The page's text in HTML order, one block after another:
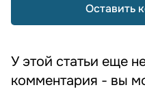
У этой статьи еще
комментария - вы
Оставить